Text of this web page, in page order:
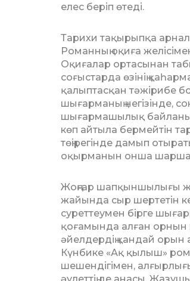
елес беріп өтеді.
Тарихи тақырыпқа
Романның оқиға
Оқи­ғалар ортасынан
соғыстарда өзінің
қа­лыптасқан тәжірибе
шығарманың негізінде,
шығармашылық
көп айтыла бермейтін
төңірегінде дамып
оқыр­манын онша
Жоңғар шапқыншылығы
жайында сыр шертетін
суреттеумен бірге
қоғамында алған орнын
әйелдердің қандай
Күн­бике «Ақ қылыш»
шешендігімен,